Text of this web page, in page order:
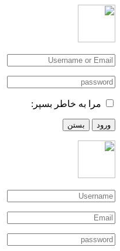
مرا به خاطر بسپر:
ورود بستن